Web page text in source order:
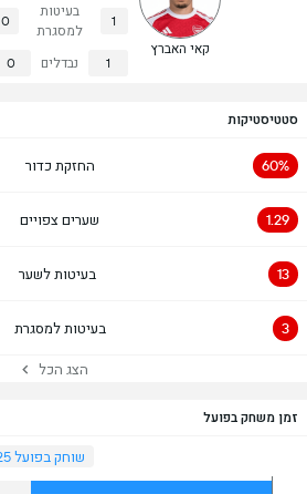
קאי האברץ
1
בעיטות
למסגרת
0
1 נבדלים 0
סטטיסטיקות
60% החזקת כדור
1.29 שערים צפויים
13 בעיטות לשער
3 בעיטות למסגרת
הצג הכל
זמן משחק בפועל
שוחק בפועל 52:25